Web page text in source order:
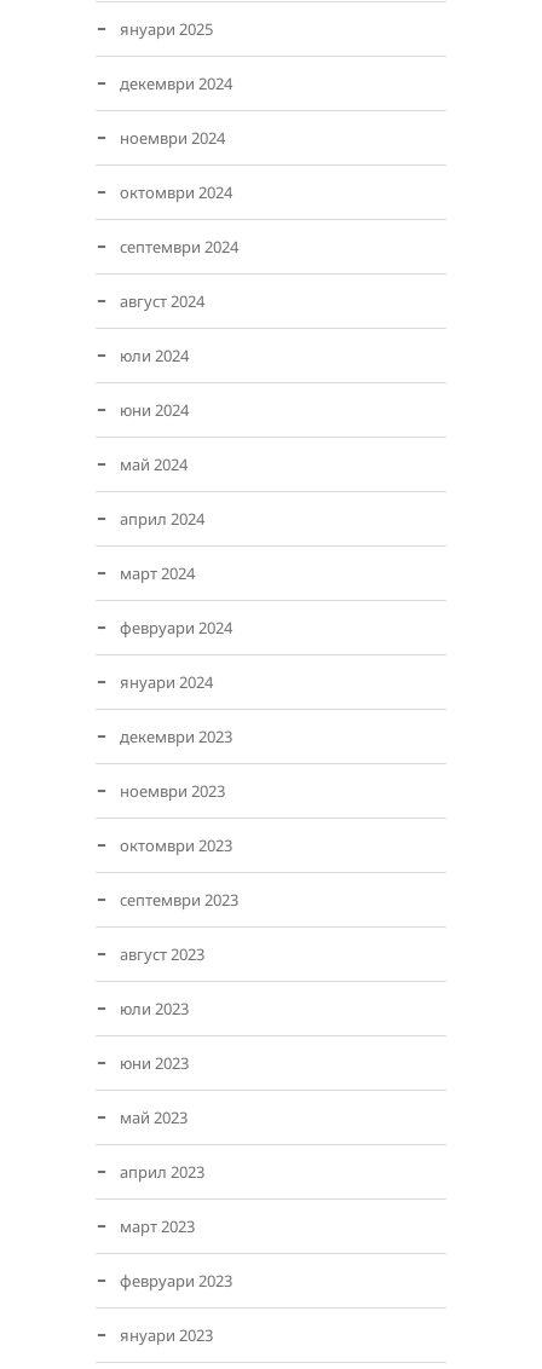
януари 2025
декември 2024
ноември 2024
октомври 2024
септември 2024
август 2024
юли 2024
юни 2024
май 2024
април 2024
март 2024
февруари 2024
януари 2024
декември 2023
ноември 2023
октомври 2023
септември 2023
август 2023
юли 2023
юни 2023
май 2023
април 2023
март 2023
февруари 2023
януари 2023